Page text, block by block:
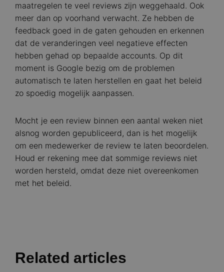
maatregelen te veel reviews zijn weggehaald. Ook
meer dan op voorhand verwacht. Ze hebben de
feedback goed in de gaten gehouden en erkennen
dat de veranderingen veel negatieve effecten
hebben gehad op bepaalde accounts. Op dit
moment is Google bezig om de problemen
automatisch te laten herstellen en gaat het beleid
zo spoedig mogelijk aanpassen.
Mocht je een review binnen een aantal weken niet
alsnog worden gepubliceerd, dan is het mogelijk
om een medewerker de review te laten beoordelen.
Houd er rekening mee dat sommige reviews niet
worden hersteld, omdat deze niet overeenkomen
met het beleid.
Related articles